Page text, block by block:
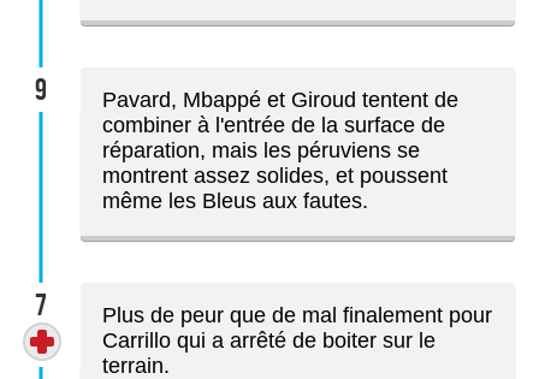
9
Pavard, Mbappé et Giroud tentent de
combiner à l'entrée de la surface de
réparation, mais les péruviens se
montrent assez solides, et poussent
même les Bleus aux fautes.
7
Plus de peur que de mal finalement pour
Carrillo qui a arrêté de boiter sur le
terrain.